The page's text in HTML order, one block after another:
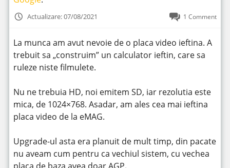
Actualizare: 07/08/2021 1 Comment
La munca am avut nevoie de o placa video ieftina. A
trebuit sa „construim” un calculator ieftin, care sa
ruleze niste filmulete.
Nu ne trebuia HD, noi emitem SD, iar rezolutia este
mica, de 1024×768. Asadar, am ales cea mai ieftina
placa video de la eMAG.
Upgrade-ul asta era planuit de mult timp, din pacate
nu aveam cum pentru ca vechiul sistem, cu vechea